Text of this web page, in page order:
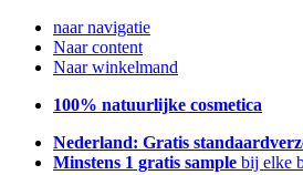
naar navigatie
Naar content
Naar winkelmand
100% natuurlijke cosmetica
Nederland: Gratis
Minstens 1 gratis sample bij elke